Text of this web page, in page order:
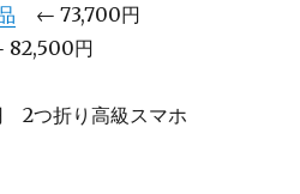
← 73,700円
円
つ折り高級スマホ